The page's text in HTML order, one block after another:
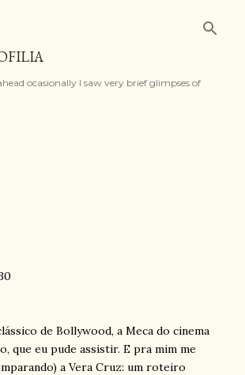
ocasionally I saw very brief glimpses of
de Bollywood, a Meca do cinema
que eu pude assistir. E pra mim me
a Vera Cruz: um roteiro